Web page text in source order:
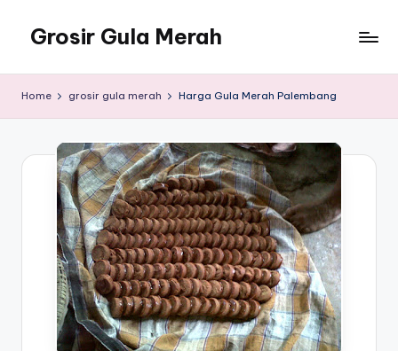
content
Grosir Gula Merah
Gula
Home grosir gula merah Harga Gula Merah Palembang